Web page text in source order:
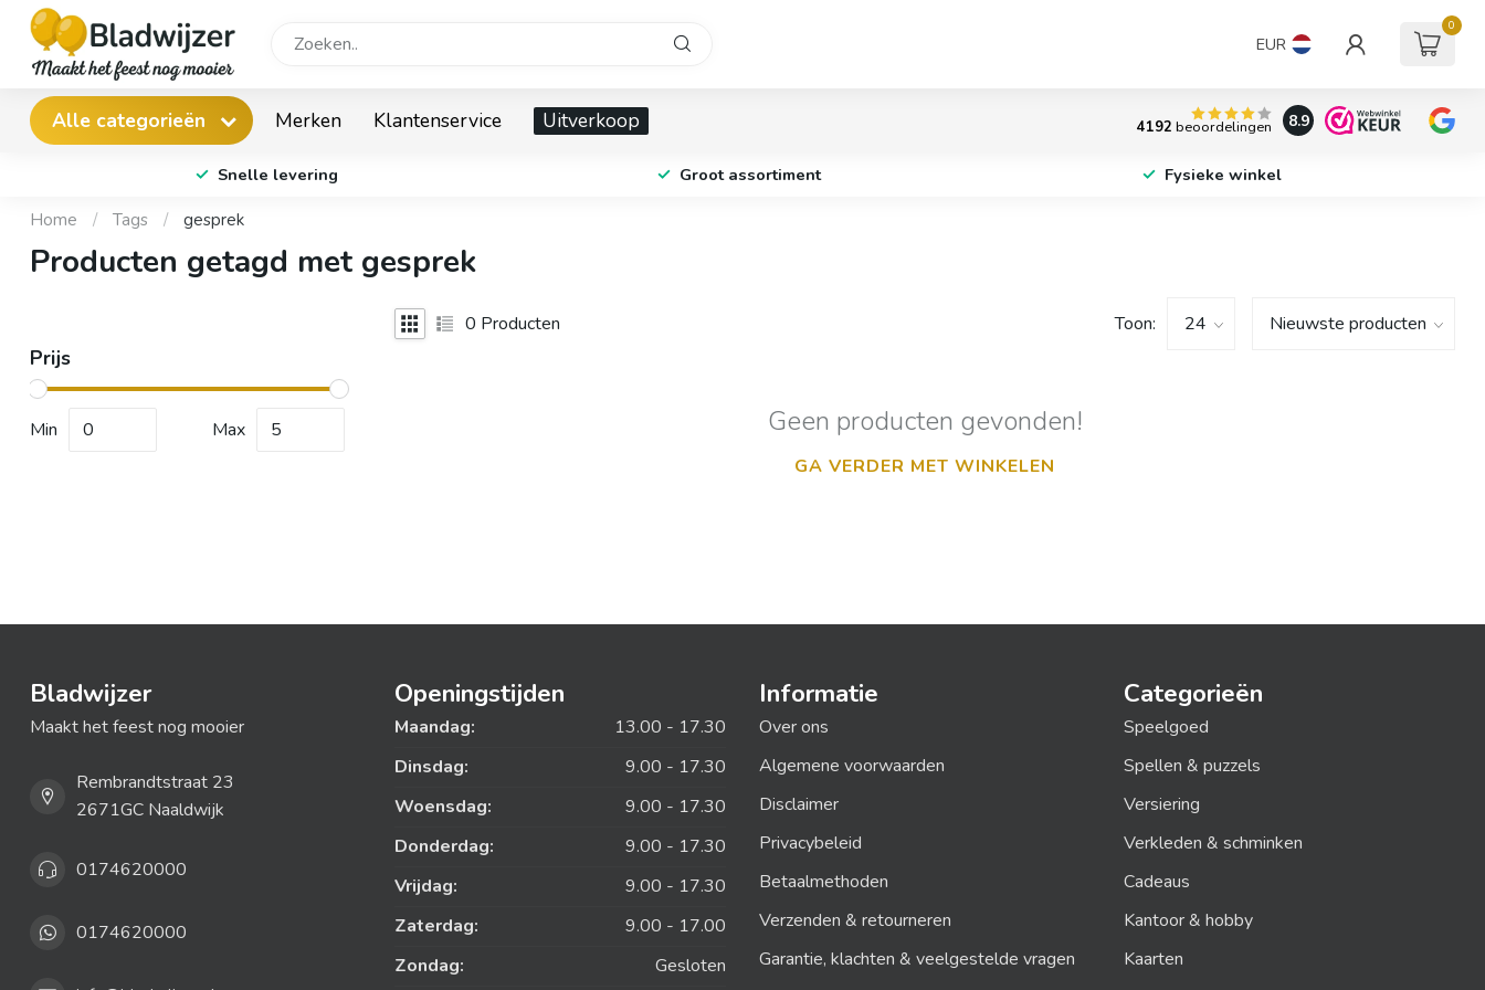
EUR
0
Alle categorieën Merken Klantenservice Uitverkoop 4192 beoordelingen 8.9
Snelle levering Groot assortiment Fysieke winkel
Home / Tags / gesprek
Producten getagd met gesprek
Prijs
Min Max
0 Producten Toon:
Geen producten gevonden!
GA VERDER MET WINKELEN
Bladwijzer
Maakt het feest nog mooier
Rembrandtstraat 23
2671GC Naaldwijk
0174620000
0174620000
Openingstijden
Maandag:
13.00 - 17.30
Dinsdag:
9.00 - 17.30
Woensdag:
9.00 - 17.30
Donderdag:
9.00 - 17.30
Vrijdag:
9.00 - 17.30
Zaterdag:
9.00 - 17.00
Zondag:
Gesloten
Informatie
Over ons
Algemene voorwaarden
Disclaimer
Privacybeleid
Betaalmethoden
Verzenden & retourneren
Garantie, klachten & veelgestelde vragen
Categorieën
Speelgoed
Spellen & puzzels
Versiering
Verkleden & schminken
Cadeaus
Kantoor & hobby
Kaarten